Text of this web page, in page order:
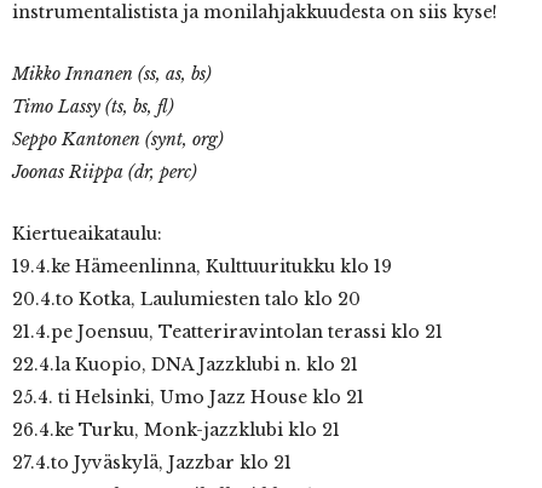
instrumentalistista ja monilahjakkuudesta on siis kyse!
MikkoInnanen (ss, as, bs)
Timo Lassy (ts, bs, fl)
Seppo Kantonen (synt, org)
Joonas Riippa (dr, perc)
Kiertueaikataulu:
19.4.ke Hämeenlinna, Kulttuuritukku klo 19
20.4.to Kotka, Laulumiesten talo klo 20
21.4.pe Joensuu, Teatteriravintolan terassi klo 21
22.4.la Kuopio, DNA Jazzklubi n. klo 21
25.4. ti Helsinki, Umo Jazz House klo 21
26.4.ke Turku, Monk-jazzklubi klo 21
27.4.to Jyväskylä, Jazzbar klo 21